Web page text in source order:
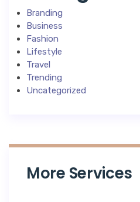
Branding
Business
Fashion
Lifestyle
Travel
Trending
Uncategorized
More Services